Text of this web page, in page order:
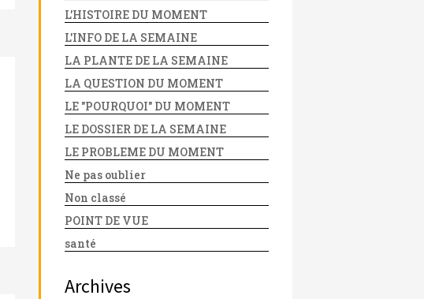
L'HISTOIRE DU MOMENT
L'INFO DE LA SEMAINE
LA PLANTE DE LA SEMAINE
LA QUESTION DU MOMENT
LE "POURQUOI" DU MOMENT
LE DOSSIER DE LA SEMAINE
LE PROBLEME DU MOMENT
Ne pas oublier
Non classé
POINT DE VUE
santé
Archives